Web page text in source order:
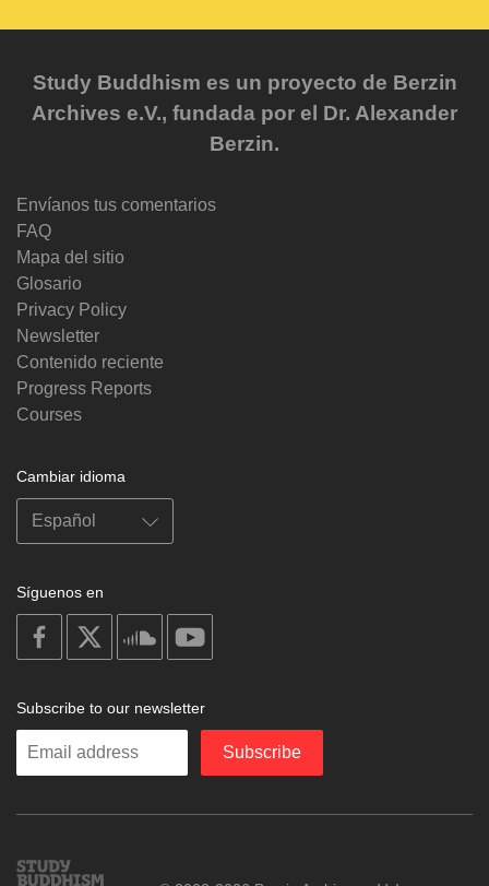
Study Buddhism es un proyecto de Berzin
Archives e.V., fundada por el Dr. Alexander
Berzin.
Envíanos tus comentarios
FAQ
Mapa del sitio
Glosario
Privacy Policy
Newsletter
Contenido reciente
Progress Reports
Courses
Cambiar idioma
Síguenos en
on
facebook
soundcloud
Subscribe to our newsletter
Enter
Subscribe
Study